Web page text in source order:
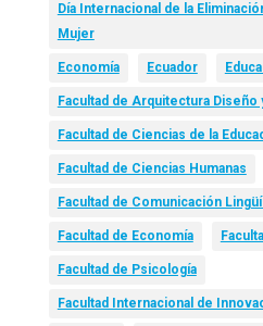
Día Internacional de la
Mujer
Economía Ecuador
Facultad de Arquitectura Diseño
Facultad de Ciencias de la
Facultad de Ciencias Humanas
Facultad de Comunicación
Facultad de Economía
Facultad de Psicología
Facultad Internacional de